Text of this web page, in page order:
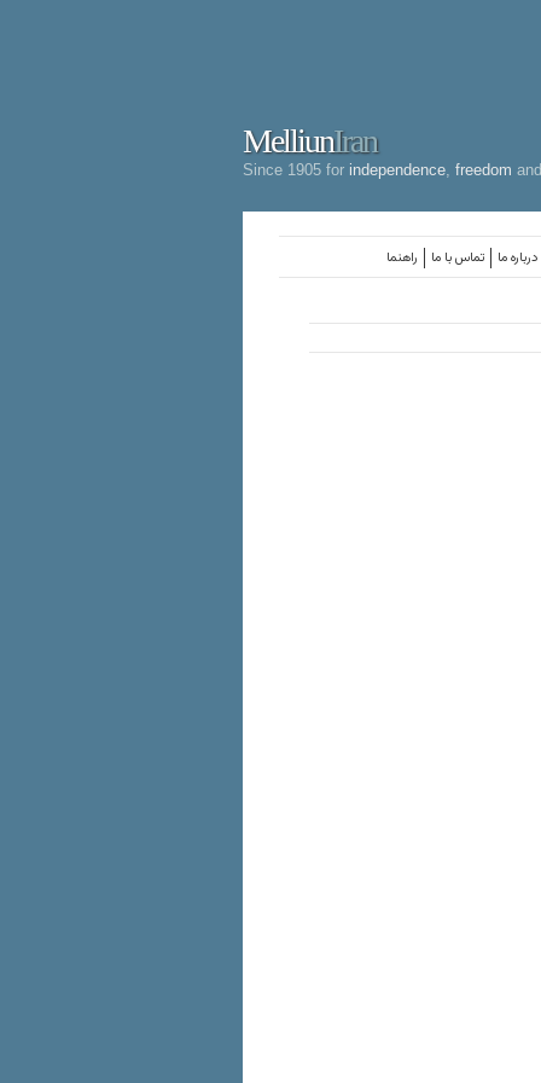
MelliunIran
Since 1905 for independence freedom
راهنما تماس با ما درباره ما